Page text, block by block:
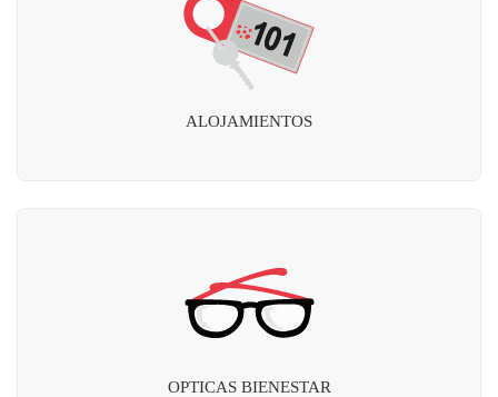
ALOJAMIENTOS
OPTICAS BIENESTAR